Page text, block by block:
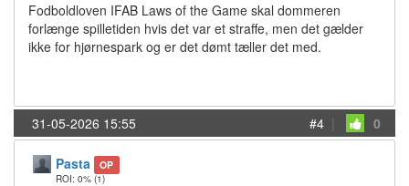
Fodboldloven IFAB Laws of the Game skal dommeren
forlænge spilletiden hvis det var et straffe, men det gælder
ikke for hjørnespark og er det dømt tæller det med.
31-05-2026 15:55 #4 | 0
Pasta OP
ROI: 0% (1)